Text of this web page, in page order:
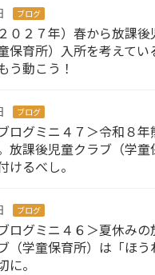
ブログ
０２７年）春から放課後
保育所）入所を考えてい
う動こう！
ブログ
ログミニ４７＞令和８年
放課後児童クラブ（学童
けるべし。
ブログ
ログミニ４６＞夏休みの
（学童保育所）は「ほう
に。